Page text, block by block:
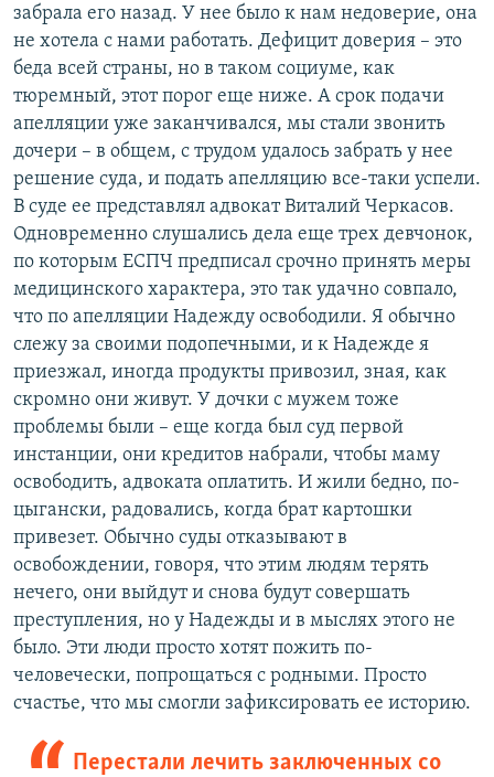
забрала его назад. У нее было к нам недоверие, она
не хотела с нами работать. Дефицит доверия – это
беда всей страны, но в таком социуме, как
тюремный, этот порог еще ниже. А срок подачи
апелляции уже заканчивался, мы стали звонить
дочери – в общем, с трудом удалось забрать у нее
решение суда, и подать апелляцию все-таки успели.
В суде ее представлял адвокат Виталий Черкасов.
Одновременно слушались дела еще трех девчонок,
по которым ЕСПЧ предписал срочно принять меры
медицинского характера, это так удачно совпало,
что по апелляции Надежду освободили. Я обычно
слежу за своими подопечными, и к Надежде я
приезжал, иногда продукты привозил, зная, как
скромно они живут. У дочки с мужем тоже
проблемы были – еще когда был суд первой
инстанции, они кредитов набрали, чтобы маму
освободить, адвоката оплатить. И жили бедно, по-
цыгански, радовались, когда брат картошки
привезет. Обычно суды отказывают в
освобождении, говоря, что этим людям терять
нечего, они выйдут и снова будут совершать
преступления, но у Надежды и в мыслях этого не
было. Эти люди просто хотят пожить по-
человечески, попрощаться с родными. Просто
счастье, что мы смогли зафиксировать ее историю.
Перестали лечить заключенных со